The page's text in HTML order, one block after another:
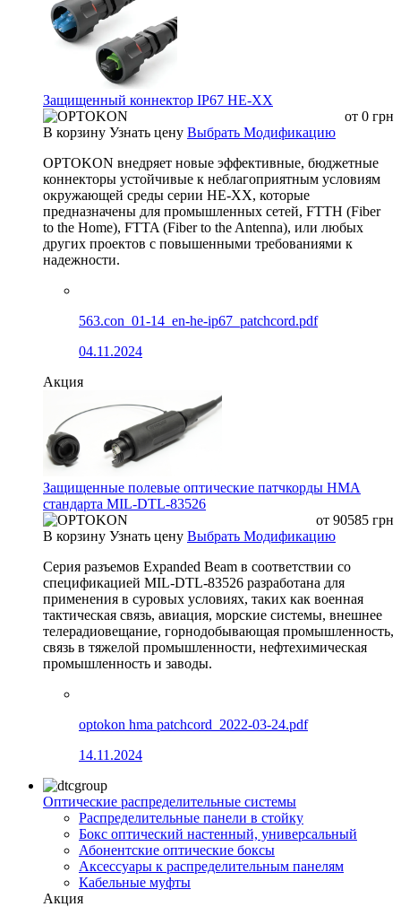
Защищенный коннектор IP67 HE-XX
от 0 грн
В корзину Узнать цену Выбрать Модификацию
OPTOKON внедряет новые эффективные, бюджетные
коннекторы устойчивые к неблагоприятным условиям
окружающей среды серии HE-XX, которые
предназначены для промышленных сетей, FTTH (Fiber
to the Home), FTTA (Fiber to the Antenna), или любых
других проектов с повышенными требованиями к
надежности.
563.con_01-14_en-he-ip67_patchcord.pdf
04.11.2024
Акция
Защищенные полевые оптические патчкорды HMA
стандарта MIL-DTL-83526
от 90585 грн
В корзину Узнать цену Выбрать Модификацию
Серия разъемов Expanded Beam в соответствии со
спецификацией MIL-DTL-83526 разработана для
применения в суровых условиях, таких как военная
тактическая связь, авиация, морские системы, внешнее
телерадиовещание, горнодобывающая промышленность,
связь в тяжелой промышленности, нефтехимическая
промышленность и заводы.
optokon hma patchcord_2022-03-24.pdf
14.11.2024
Оптические распределительные системы
Распределительные панели в стойку
Бокс оптический настенный, универсальный
Абонентские оптические боксы
Аксессуары к распределительным панелям
Кабельные муфты
Акция